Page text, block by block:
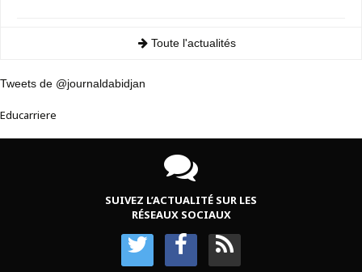
Toute l'actualités
Tweets de @journaldabidjan
Educarriere
SUIVEZ L’ACTUALITÉ SUR LES
RÉSEAUX SOCIAUX